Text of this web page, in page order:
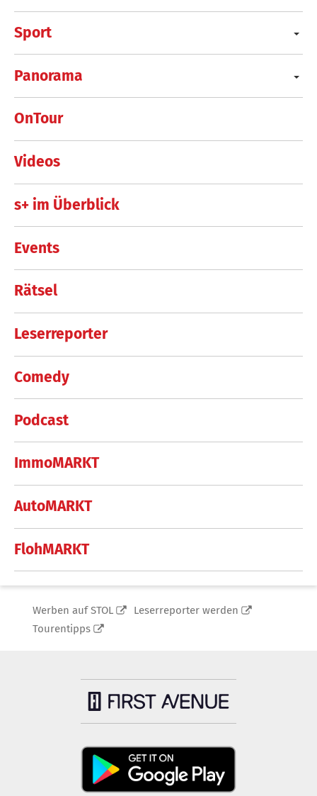
Sport
Panorama
OnTour
Videos
s+ im Überblick
Events
Rätsel
Leserreporter
Comedy
Podcast
ImmoMARKT
AutoMARKT
FlohMARKT
Werben auf STOL
Leserreporter werden
Tourentipps